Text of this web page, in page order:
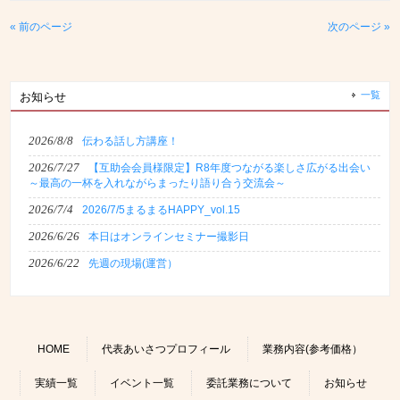
« 前のページ 次のページ »
お知らせ 一覧
2026/8/8 伝わる話し方講座！
2026/7/27
【互助会会員様限定】R8年度つながる楽しさ広がる出会い
～最高の一杯を入れながらまったり語り合う交流会～
2026/7/4 2026/7/5まるまるHAPPY_vol.15
2026/6/26 本日はオンラインセミナー撮影日
2026/6/22 先週の現場(運営）
HOME 代表あいさつプロフィール 業務内容(参考価格）
実績一覧 イベント一覧 委託業務について お知らせ